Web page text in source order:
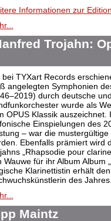
Informationen zur
Trojahn:
bei TYXart Records
angelegten Symphonien
durch deutsche
wurde als
OPUS Klassik
Einspielungen des
– war die
Ebenfalls prämiert wird
„Rhapsodie pour
Wauwe für ihr Album Album
Klarinettistin erhält
des
Maintz